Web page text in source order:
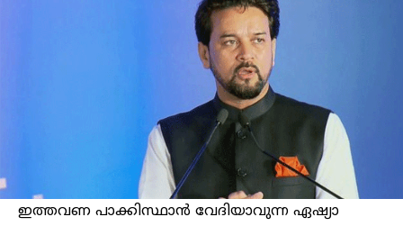
ഇത്തവണ പാക്കിസ്ഥാന്‍ വേദിയാവുന്ന ഏഷ്യാ